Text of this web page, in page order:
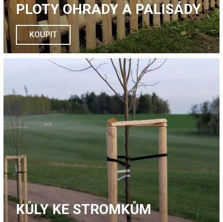
PLOTY OHRADY A PALISÁDY
KOUPIT
KŮLY KE STROMKŮM